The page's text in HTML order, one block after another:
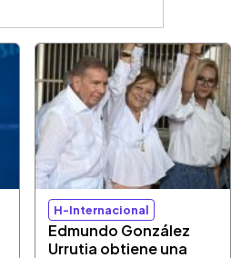
H-Internacional
Edmundo González
Urrutia obtiene una